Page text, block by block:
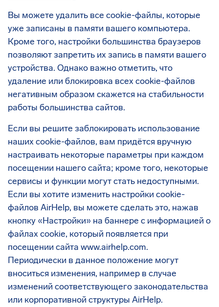
Вы можете удалить все cookie-файлы, которые
уже записаны в памяти вашего компьютера.
Кроме того, настройки большинства браузеров
позволяют запретить их запись в памяти вашего
устройства. Однако важно отметить, что
удаление или блокировка всех cookie-файлов
негативным образом скажется на стабильности
работы большинства сайтов.
Если вы решите заблокировать использование
наших cookie-файлов, вам придётся вручную
настраивать некоторые параметры при каждом
посещении нашего сайта; кроме того, некоторые
сервисы и функции могут стать недоступными.
Если вы хотите изменить настройки cookie-
файлов AirHelp, вы можете сделать это, нажав
кнопку «Настройки» на баннере с информацией о
файлах cookie, который появляется при
посещении сайта www.airhelp.com.
Периодически в данное положение могут
вноситься изменения, например в случае
изменений соответствующего законодательства
или корпоративной структуры AirHelp.